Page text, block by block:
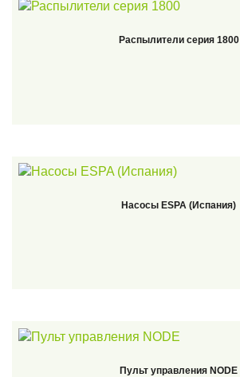
Распылители серия 1800
Насосы ESPA (Испания)
Пульт управления NODE